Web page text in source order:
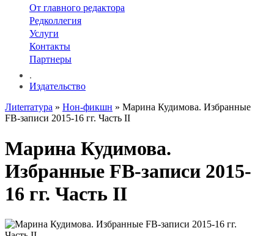
От главного редактора
Редколлегия
Услуги
Контакты
Партнеры
.
Издательство
Лиterraтура » Нон-фикшн » Марина Кудимова. Избранные
FB-записи 2015-16 гг. Часть II
Марина Кудимова.
Избранные FB-записи 2015-
16 гг. Часть II